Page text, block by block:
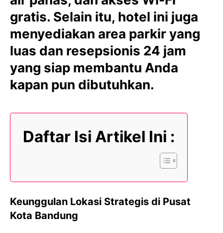
gratis. Selain itu, hotel ini juga
menyediakan area parkir yang
luas dan resepsionis 24 jam
yang siap membantu Anda
kapan pun dibutuhkan.
Daftar Isi Artikel Ini :
Keunggulan Lokasi Strategis di Pusat
Kota Bandung